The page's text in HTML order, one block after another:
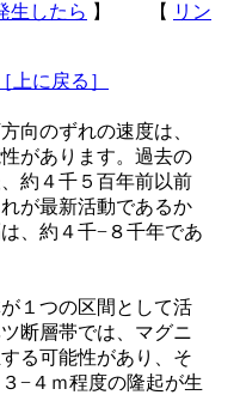
生したら 】 【 リン
［上に戻る］
向のずれの速度は、
があります。過去の
約４千５百年前以前
が最新活動であるか
、約４千−８千年であ
１つの区間として活
断層帯では、マグニ
る可能性があり、そ
−４ｍ程度の隆起が生